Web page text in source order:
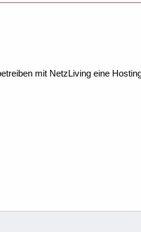
mit NetzLiving eine